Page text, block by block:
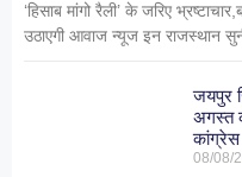
‘हिसाब मांगो रैली’ के जरिए
उठाएगी आवाज न्यूज इन राजस्थान
जयपुर
अगस्त
कांग्रेस
08/08/